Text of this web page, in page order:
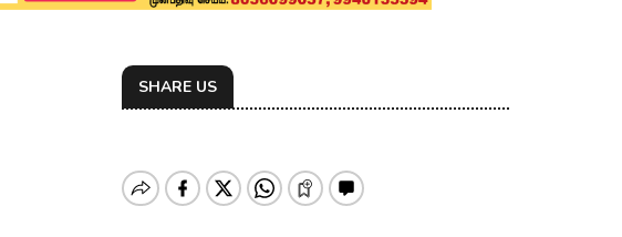
SHARE US